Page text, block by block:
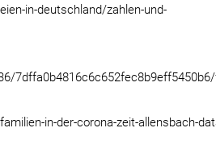
in-deutschland/zahlen-und-
in-der-corona-zeit-allensbach-